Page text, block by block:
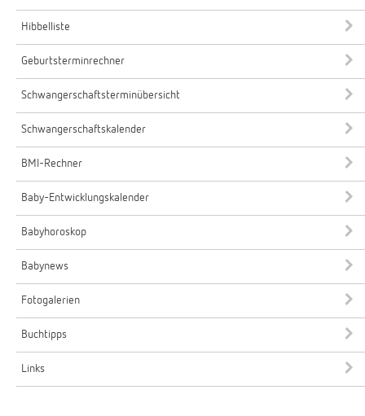
Hibbelliste
Geburtsterminrechner
Schwangerschaftsterminübersicht
Schwangerschaftskalender
BMI-Rechner
Baby-Entwicklungskalender
Babyhoroskop
Babynews
Fotogalerien
Buchtipps
Links